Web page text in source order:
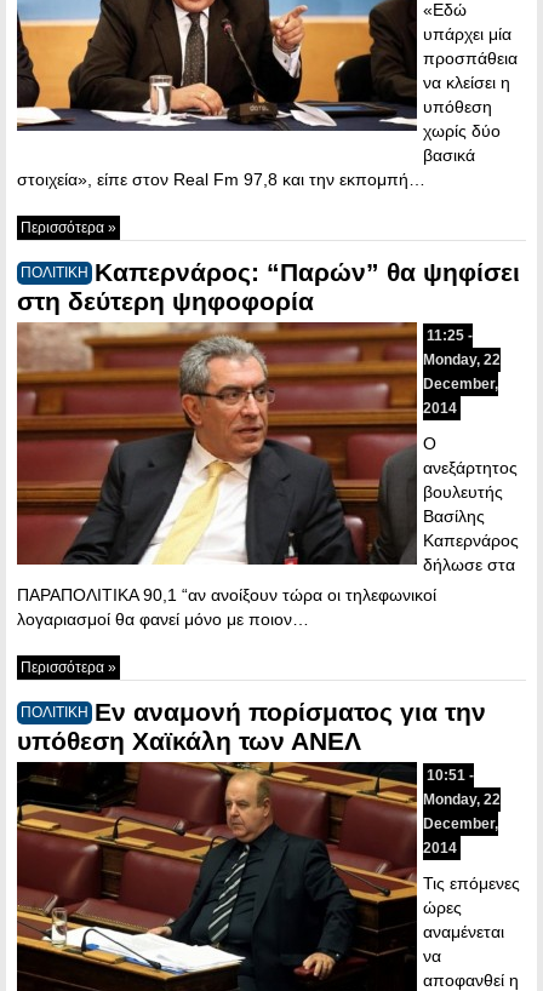
«Εδώ
υπάρχει μία
προσπάθεια
να κλείσει η
υπόθεση
χωρίς δύο
βασικά
στοιχεία», είπε στον Real Fm 97,8 και την εκπομπή…
Περισσότερα »
ΠΟΛΙΤΙΚΗ Καπερνάρος: “Παρών” θα ψηφίσει
στη δεύτερη ψηφοφορία
11:25 -
Monday, 22
December,
2014
Ο
ανεξάρτητος
βουλευτής
Βασίλης
Καπερνάρος
δήλωσε στα
ΠΑΡΑΠΟΛΙΤΙΚΑ 90,1 “αν ανοίξουν τώρα οι τηλεφωνικοί
λογαριασμοί θα φανεί μόνο με ποιον…
Περισσότερα »
ΠΟΛΙΤΙΚΗ Εν αναμονή πορίσματος για την
υπόθεση Χαϊκάλη των ΑΝΕΛ
10:51 -
Monday, 22
December,
2014
Τις επόμενες
ώρες
αναμένεται
να
αποφανθεί η